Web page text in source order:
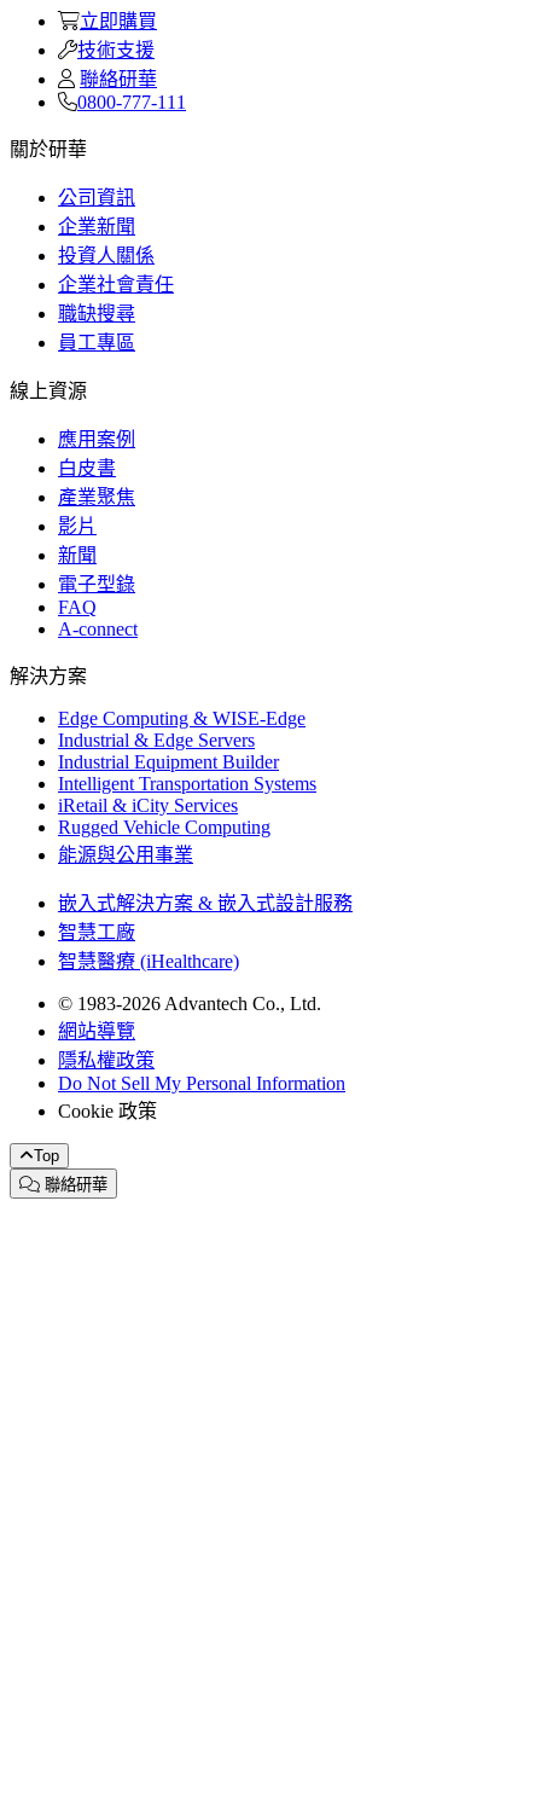
立即購買
技術支援
聯絡研華
0800-777-111
關於研華
公司資訊
企業新聞
投資人關係
企業社會責任
職缺搜尋
員工專區
線上資源
應用案例
白皮書
產業聚焦
影片
新聞
電子型錄
FAQ
A-connect
解決方案
Edge Computing & WISE-Edge
Industrial & Edge Servers
Industrial Equipment Builder
Intelligent Transportation Systems
iRetail & iCity Services
Rugged Vehicle Computing
能源與公用事業
嵌入式解決方案 & 嵌入式設計服務
智慧工廠
智慧醫療 (iHealthcare)
© 1983-2026 Advantech Co., Ltd.
網站導覽
隱私權政策
Do Not Sell My Personal Information
Cookie 政策
Top
聯絡研華